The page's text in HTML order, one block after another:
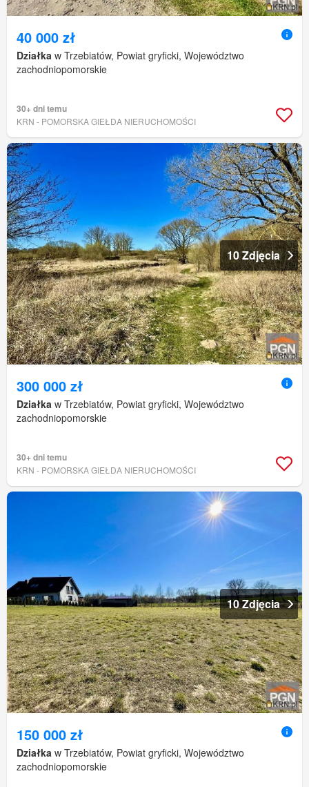
40 000 zł
Działka w Trzebiatów, Powiat gryficki, Województwo
zachodniopomorskie
30+ dni temu
KRN - POMORSKA GIEŁDA NIERUCHOMOŚCI
10 Zdjęcia
300 000 zł
Działka w Trzebiatów, Powiat gryficki, Województwo
zachodniopomorskie
30+ dni temu
KRN - POMORSKA GIEŁDA NIERUCHOMOŚCI
10 Zdjęcia
150 000 zł
Działka w Trzebiatów, Powiat gryficki, Województwo
zachodniopomorskie